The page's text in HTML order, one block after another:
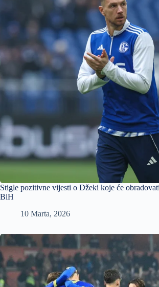
Stigle pozitivne vijesti o Džeki koje će
BiH
10 Marta, 2026